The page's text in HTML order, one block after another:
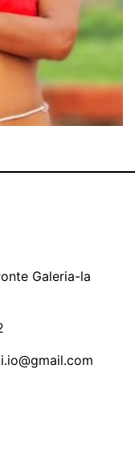
Galeria-la